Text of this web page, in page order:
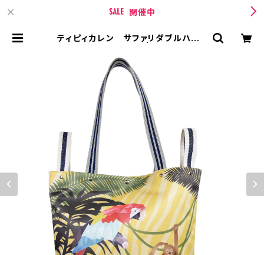
開催中
ティピィカレン サファリダブルハンド
N【ティピィカレン 】 BASE店